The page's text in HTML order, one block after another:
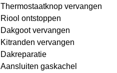
Thermostaatknop vervangen
Riool ontstoppen
Dakgoot vervangen
Kitranden vervangen
Dakreparatie
Aansluiten gaskachel